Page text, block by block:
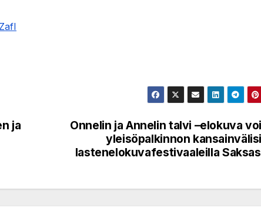
Onnelin ja Annelin talvi –elokuva
yleisöpalkinnon
lastenelokuvafestivaaleilla
ja